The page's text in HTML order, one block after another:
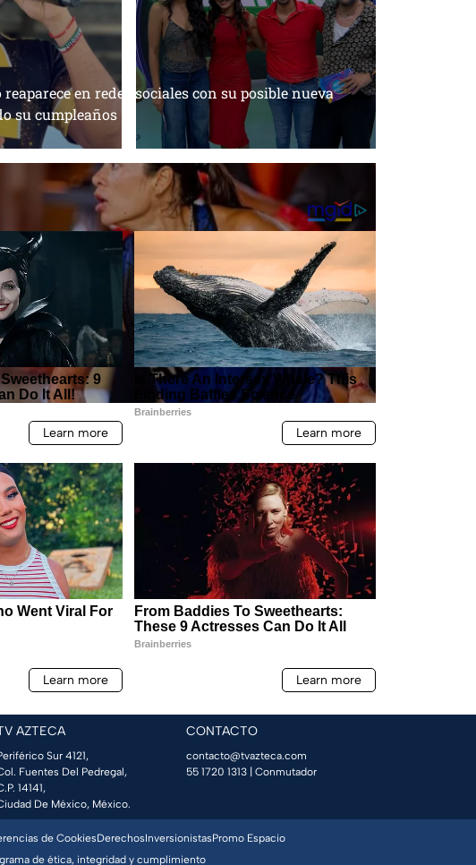
en redes sociales con su posible nueva
su cumpleaños
AZTECA
Sur 4121,
Fuentes Del Pedregal,
14141,
De México, México.
CONTACTO
contacto@tvazteca.com
55 1720 1313 | Conmutador
de CookiesDerechosInversionistasPromo Espacio
de ética, integridad y cumplimiento